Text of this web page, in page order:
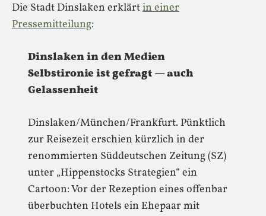
Die Stadt Dinslaken erklärtin einer
Pressemitteilung:
Dinslaken in den Medien
Selbstironie ist gefragt — auch
Gelassenheit
Dinslaken/München/Frankfurt. Pünktlich
zur Reisezeit erschien kürzlich in der
renommierten Süddeutschen Zeitung (SZ)
unter „Hippenstocks Strategien“ ein
Cartoon: Vor der Rezeption eines offenbar
überbuchten Hotels ein Ehepaar mit